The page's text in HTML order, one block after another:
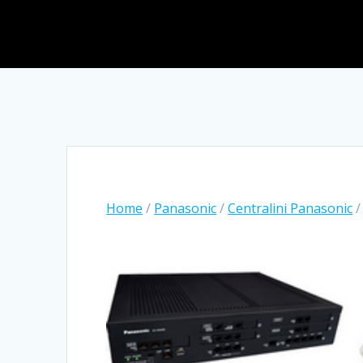
Home / Panasonic/Centralini Panasonic/